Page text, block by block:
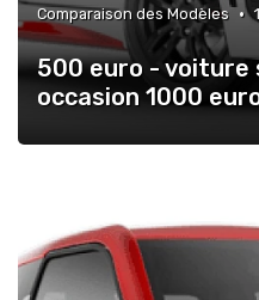
Comparaison des Modèles •
500 euro - voiture
occasion 1000